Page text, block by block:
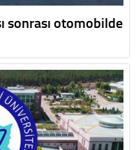
sonrası otomobilde